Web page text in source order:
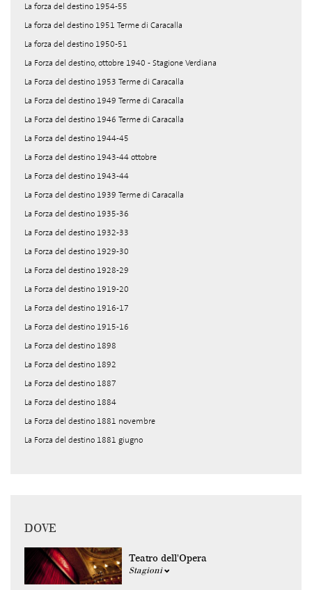
La forza del destino 1954-55
La forza del destino 1951 Terme di Caracalla
La forza del destino 1950-51
La Forza del destino, ottobre 1940 - Stagione Verdiana
La Forza del destino 1953 Terme di Caracalla
La Forza del destino 1949 Terme di Caracalla
La Forza del destino 1946 Terme di Caracalla
La Forza del destino 1944-45
La Forza del destino 1943-44 ottobre
La Forza del destino 1943-44
La Forza del destino 1939 Terme di Caracalla
La Forza del destino 1935-36
La Forza del destino 1932-33
La Forza del destino 1929-30
La Forza del destino 1928-29
La Forza del destino 1919-20
La Forza del destino 1916-17
La Forza del destino 1915-16
La Forza del destino 1898
La Forza del destino 1892
La Forza del destino 1887
La Forza del destino 1884
La Forza del destino 1881 novembre
La Forza del destino 1881 giugno
DOVE
Teatro dell'Opera
Stagioni